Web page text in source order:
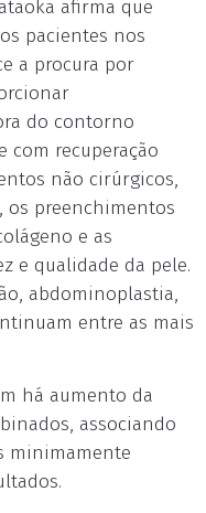
afirma que
pacientes nos
a procura por
do contorno
com recuperação
não cirúrgicos,
os preenchimentos
e as
e qualidade da pele.
abdominoplastia,
entre as mais
há aumento da
associando
minimamente